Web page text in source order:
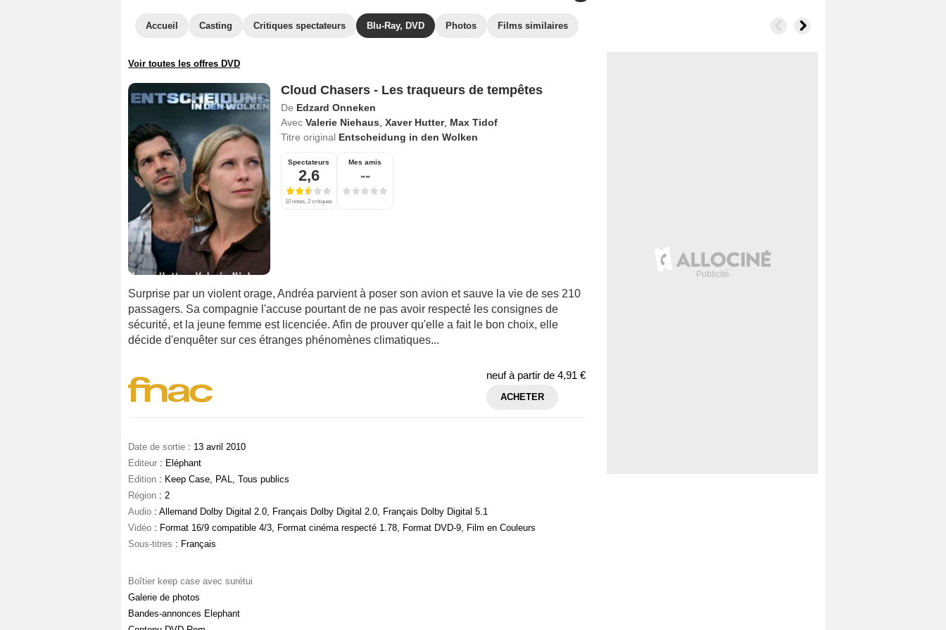
Accueil Casting Critiques spectateurs Blu-Ray, DVD Photos Films similaires
Voir toutes les offres DVD
Cloud Chasers - Les traqueurs de tempêtes
De Edzard Onneken
Avec Valerie Niehaus Xaver Hutter, Max Tidof
Titre original Entscheidung in den Wolken
Spectateurs
2,6
10 notes, 2 critiques
Mes amis
--
Surprise par un violent orage, Andréa parvient à poser son avion et sauve la vie de ses 210
passagers. Sa compagnie l'accuse pourtant de ne pas avoir respecté les consignes de
sécurité, et la jeune femme est licenciée. Afin de prouver qu'elle a fait le bon choix, elle
décide d'enquêter sur ces étranges phénomènes climatiques...
neuf à partir de 4,91 €
ACHETER
Date de sortie : 13 avril 2010
Editeur : Eléphant
Edition : Keep Case, PAL, Tous publics
Région : 2
Audio : Allemand Dolby Digital 2.0, Français Dolby Digital 2.0, Français Dolby Digital 5.1
Vidéo : Format 16/9 compatible 4/3, Format cinéma respecté 1.78, Format DVD-9, Film en Couleurs
Sous-titres : Français
Boîtier keep case avec surétui
Galerie de photos
Bandes-annonces Elephant